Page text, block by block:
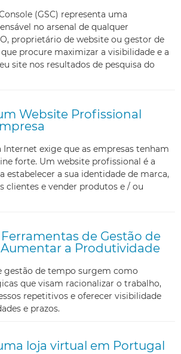
(GSC) representa uma
no arsenal de qualquer
proprietário de website ou gestor de
procure maximizar a visibilidade e a
site nos resultados de pesquisa do
Website Profissional
exige que as empresas tenham
forte. Um website profissional é a
estabelecer a sua identidade de marca,
clientes e vender produtos e / ou
de Gestão de
a Produtividade
gestão de tempo surgem como
que visam racionalizar o trabalho,
repetitivos e oferecer visibilidade
e prazos.
loja virtual em Portugal